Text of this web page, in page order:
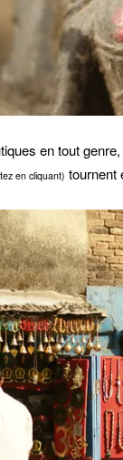
en tout
en cliquant) tournent